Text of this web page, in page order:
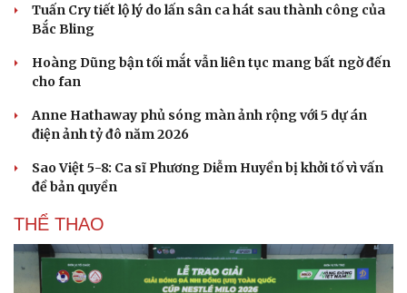
Du lịch
Tư vấn
Podcast
Câu chuyện thời sự
Tuấn Cry tiết lộ lý do lấn sân ca hát sau thành công của
Bắc Bling
Hoàng Dũng bận tối mắt vẫn liên tục mang bất ngờ đến
cho fan
Anne Hathaway phủ sóng màn ảnh rộng với 5 dự án
điện ảnh tỷ đô năm 2026
Sao Việt 5-8: Ca sĩ Phương Diễm Huyền bị khởi tố vì vấn
đề bản quyền
THỂ THAO